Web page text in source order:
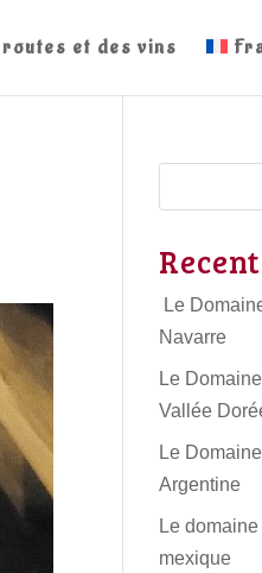
routes et des vins
Le
Navarre
Le
Vallée
Le
Argentine
Le
mexique